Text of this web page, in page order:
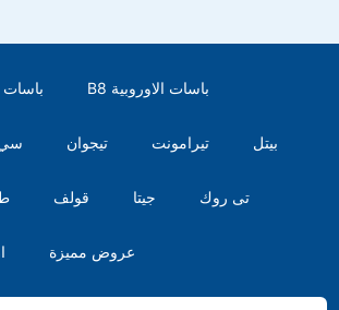
باسات B8 باسات الاوروبية
تيجوان تيرامونت بيتل
قولف جيتا تى روك
عروض مميزة